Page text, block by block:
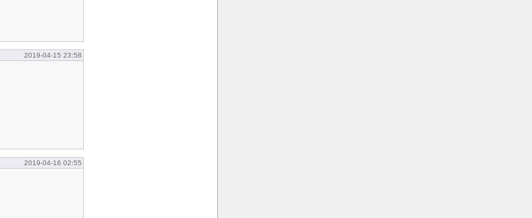
2019-04-15 23:58
2019-04-16 02:55